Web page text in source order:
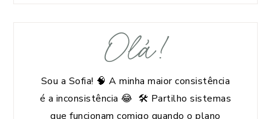
Olá!
Sou a Sofia! 🧠 A minha maior consistência
é a inconsistência 😂 🛠️ Partilho sistemas
que funcionam comigo quando o plano